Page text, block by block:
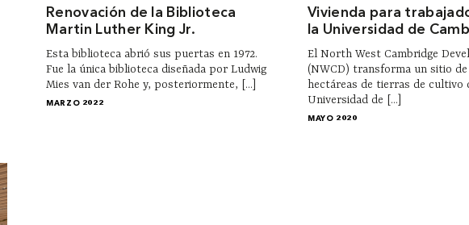
Renovación de la Biblioteca
Martin Luther King Jr.
Esta biblioteca abrió sus puertas en 1972.
Fue la única biblioteca diseñada por Ludwig
Mies van der Rohe y, posteriormente, [...]
MARZO 2022
Vivienda para
la Universidad de
El North West Cambridge
(NWCD) transforma un sitio de
hectáreas de tierras de cultivo
Universidad de [...]
MAYO 2020